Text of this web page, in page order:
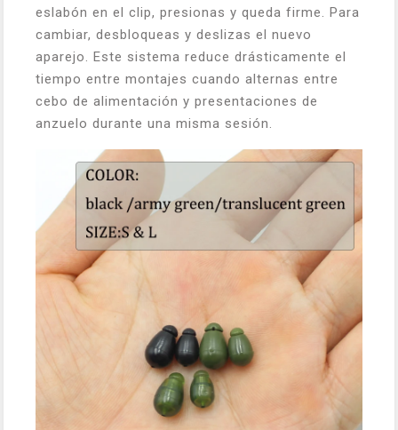
eslabón en el clip, presionas y queda firme. Para
cambiar, desbloqueas y deslizas el nuevo
aparejo. Este sistema reduce drásticamente el
tiempo entre montajes cuando alternas entre
cebo de alimentación y presentaciones de
anzuelo durante una misma sesión.